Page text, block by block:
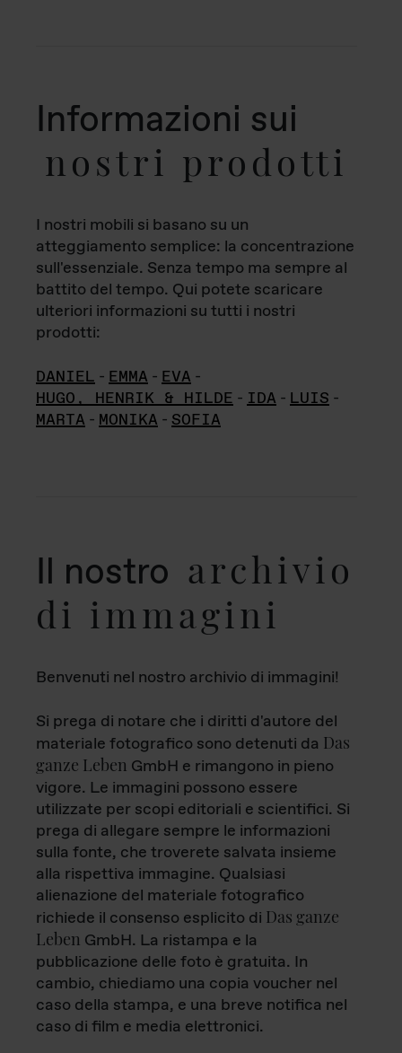
Informazioni sui
nostri prodotti
I nostri mobili si basano su un
atteggiamento semplice: la concentrazione
sull'essenziale. Senza tempo ma sempre al
battito del tempo. Qui potete scaricare
ulteriori informazioni su tutti i nostri
prodotti:
DANIEL - EMMA - EVA -
HUGO, HENRIK & HILDE - IDA - LUIS -
MARTA - MONIKA - SOFIA
Il nostro archivio
di immagini
Benvenuti nel nostro archivio di immagini!
Si prega di notare che i diritti d'autore del
materiale fotografico sono detenuti da Das
ganze Leben GmbH e rimangono in pieno
vigore. Le immagini possono essere
utilizzate per scopi editoriali e scientifici. Si
prega di allegare sempre le informazioni
sulla fonte, che troverete salvata insieme
alla rispettiva immagine. Qualsiasi
alienazione del materiale fotografico
richiede il consenso esplicito di Das ganze
Leben GmbH. La ristampa e la
pubblicazione delle foto è gratuita. In
cambio, chiediamo una copia voucher nel
caso della stampa, e una breve notifica nel
caso di film e media elettronici.